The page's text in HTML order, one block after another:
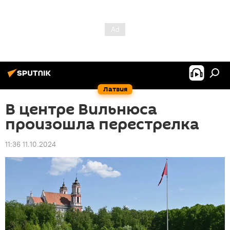
Латвия
В центре Вильнюса
произошла перестрелка
11:36 11.10.2024